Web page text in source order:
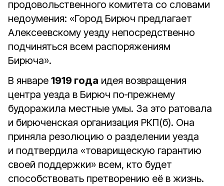
продовольственного комитета со словами
недоумения: «Город Бирюч предлагает
Алексеевскому уезду непосредственно
подчиняться всем распоряжениям
Бирюча».
В январе 1919 года идея возвращения
центра уезда в Бирюч по‑прежнему
будоражила местные умы. За это ратовала
и бирюченская организация РКП(б). Она
приняла резолюцию о разделении уезда
и подтвердила «товарищескую гарантию
своей поддержки» всем, кто будет
способствовать претворению её в жизнь.